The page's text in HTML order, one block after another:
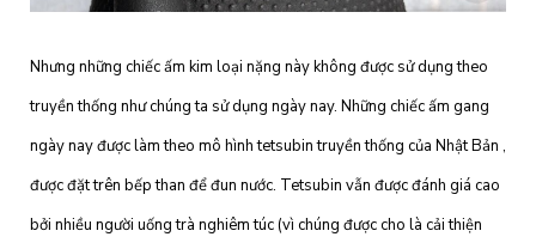
Nhưng những chiếc ấm kim loại nặng này không được sử dụng theo
truyền thống như chúng ta sử dụng ngày nay. Những chiếc ấm gang
ngày nay được làm theo mô hình tetsubin truyền thống của Nhật Bản ,
được đặt trên bếp than để đun nước. Tetsubin vẫn được đánh giá cao
bởi nhiều người uống trà nghiêm túc (vì chúng được cho là cải thiện